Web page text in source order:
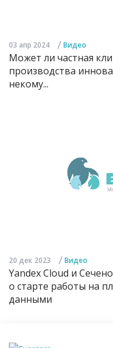
03 апр 2024 / Видео
Может ли частная
производства
некому...
20 дек 2023 / Видео
Yandex Cloud и
о старте работы на
данными